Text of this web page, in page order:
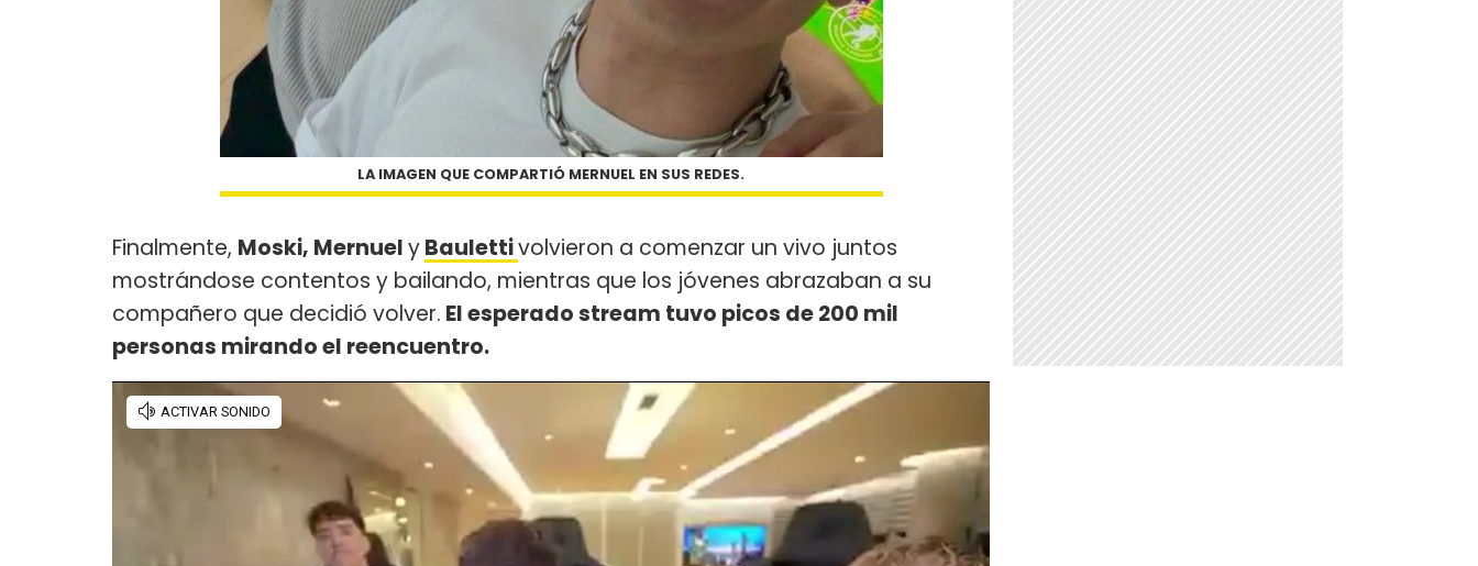
LA IMAGEN QUE COMPARTIÓ MERNUEL EN SUS REDES.
Finalmente, Moski, MernuelyBaulettivolvieron a comenzar un vivo juntos
mostrándose contentos y bailando, mientras que los jóvenes abrazaban a su
compañero que decidió volver. El esperado stream tuvo picos de 200 mil
personas mirando el reencuentro.